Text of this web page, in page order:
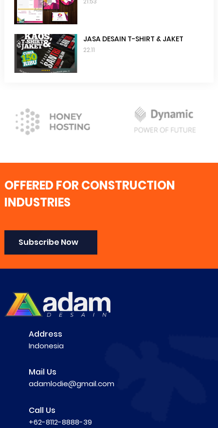
JASA DESAIN T-SHIRT & JAKET
22.11
OFFERED FOR CONSTRUCTION
INDUSTRIES
Subscribe Now
Address
Indonesia
Mail Us
adamlodie@gmail.com
Call Us
+62-8112-8888-39